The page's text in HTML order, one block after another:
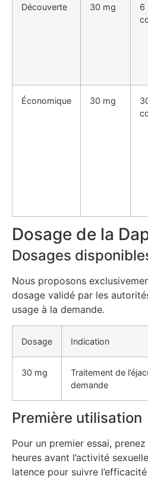
Découverte 30 mg
6
Économique 30 mg
Dosage de la
Dosages
Nous proposons
dosage validé par les
usage à la demande.
Dosage Indication
30 mg
Traitement de
demande
Première utilisation
Pour un premier essai,
heures avant l’activité
latence pour suivre